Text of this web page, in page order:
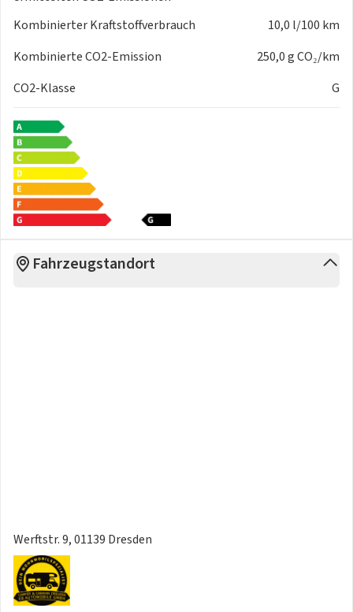
Kombinierter Kraftstoffverbrauch
10,0 l/100 km
Kombinierte CO2-Emission
250,0 g CO₂/km
CO2-Klasse
G
Fahrzeugstandort
Werftstr. 9, 01139 Dresden